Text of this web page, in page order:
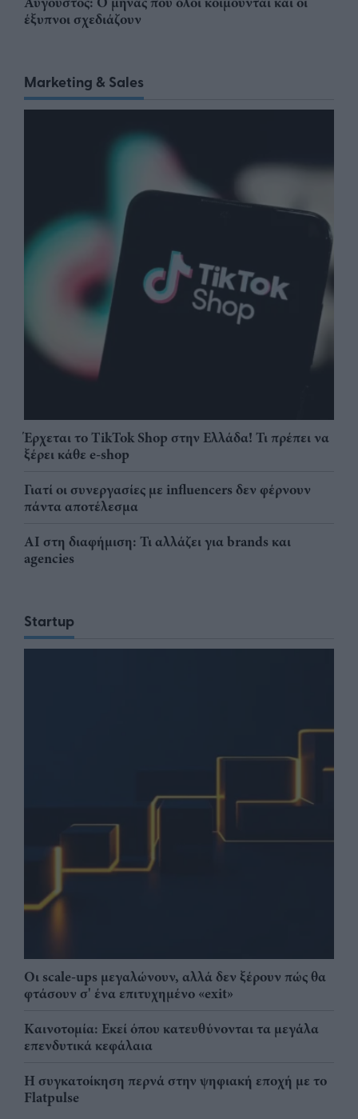
έξυπνοι σχεδιάζουν
Marketing & Sales
Έρχεται το TikTok Shop στην Ελλάδα! Τι πρέπει να
ξέρει κάθε e-shop
Γιατί οι συνεργασίες με influencers δεν φέρνουν
πάντα αποτέλεσμα
AI στη διαφήμιση: Τι αλλάζει για brands και
agencies
Startup
Οι scale-ups μεγαλώνουν, αλλά δεν ξέρουν πώς θα
φτάσουν σ' ένα επιτυχημένο «exit»
Καινοτομία: Εκεί όπου κατευθύνονται τα μεγάλα
επενδυτικά κεφάλαια
Η συγκατοίκηση περνά στην ψηφιακή εποχή με το
Flatpulse